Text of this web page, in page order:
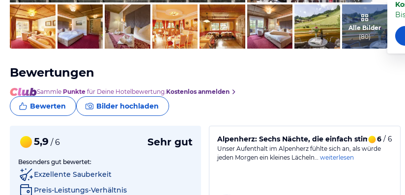
vom Hotelier, August 2009 vom Hotelier, Dezember 2009Alle Bilder
(80)
Bewertungen
Sammle Punkte für Deine Hotelbewertung.Kostenlos anmelden
Bewerten Bilder hochladen
5,9 / 6 Sehr gut
Besonders gut bewertet:
Exzellente Sauberkeit
Preis-Leistungs-Verhältnis
Alpenherz: Sechs Nächte, die einfach stimmten Euer
6/ 6
Unser Aufenthalt im Alpenherz fühlte sich an, als würde
jeden Morgen ein kleines Lächeln… weiterlesen